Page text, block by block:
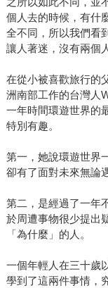
個人去的時候，有什
全不同，所以我們看
讓人著迷，沒有兩個
在從小被喜歡旅行的
洲南部工作的台灣人
一年時間環遊世界的
特別有趣。
第一，她說環遊世界
卻有了面對未來無論
第二，是經過了一年
於周遭事物很少提出
「為什麼」的人。
一個年輕人在三十歲
學到了這兩件事情，